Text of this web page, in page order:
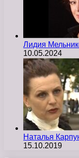
Лидия
10.05.2024
Наталья
15.10.2019